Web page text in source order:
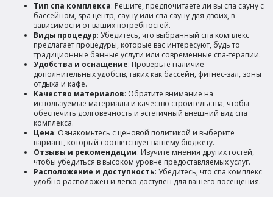
Тип спа комплекса: Решите, предпочитаете ли вы спа сауну с
бассейном, spa центр, сауну или спа сауну для двоих, в
зависимости от ваших потребностей.
Виды процедур: Убедитесь, что выбранный спа комплекс
предлагает процедуры, которые вас интересуют, будь то
традиционные банные услуги или современные спа-терапии.
Удобства и оснащение: Проверьте наличие
дополнительных удобств, таких как бассейн, фитнес-зал, зоны
отдыха и кафе.
Качество материалов: Обратите внимание на
используемые материалы и качество строительства, чтобы
обеспечить долговечность и эстетичный внешний вид спа
комплекса.
Цена: Ознакомьтесь с ценовой политикой и выберите
вариант, который соответствует вашему бюджету.
Отзывы и рекомендации: Изучите мнения других гостей,
чтобы убедиться в высоком уровне предоставляемых услуг.
Расположение и доступность: Убедитесь, что спа комплекс
удобно расположен и легко доступен для вашего посещения.